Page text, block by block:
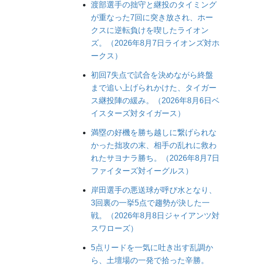
渡部選手の拙守と継投のタイミング
が重なった7回に突き放され、ホー
クスに逆転負けを喫したライオン
ズ。（2026年8月7日ライオンズ対ホ
ークス）
初回7失点で試合を決めながら終盤
まで追い上げられかけた、タイガー
ス継投陣の緩み。（2026年8月6日ベ
イスターズ対タイガース）
満塁の好機を勝ち越しに繋げられな
かった拙攻の末、相手の乱れに救わ
れたサヨナラ勝ち。（2026年8月7日
ファイターズ対イーグルス）
岸田選手の悪送球が呼び水となり、
3回裏の一挙5点で趨勢が決した一
戦。（2026年8月8日ジャイアンツ対
スワローズ）
5点リードを一気に吐き出す乱調か
ら、土壇場の一発で拾った辛勝。